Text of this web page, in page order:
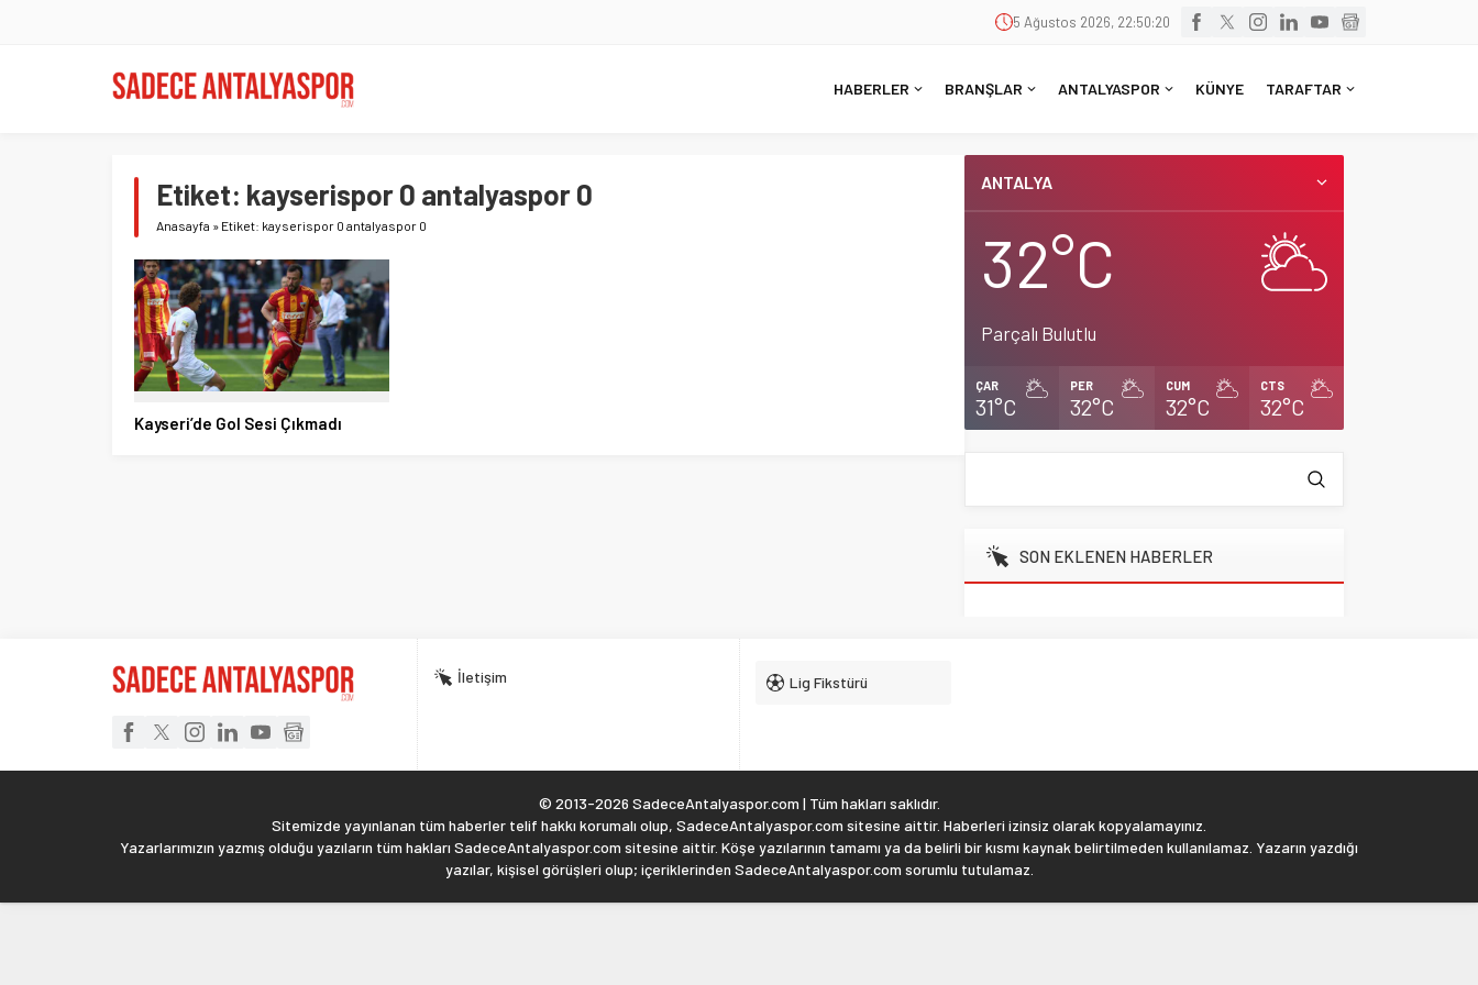
5 Ağustos 2026, 22:50:20
HABERLER BRANŞLAR ANTALYASPOR KÜNYE TARAFTAR
Etiket: kayserispor 0 antalyaspor 0
Anasayfa » Etiket: kayserispor 0 antalyaspor 0
Kayseri’de Gol Sesi Çıkmadı
ANTALYA
32°C
Parçalı Bulutlu
ÇAR
31°C
PER
32°C
CUM
32°C
CTS
32°C
SON EKLENEN HABERLER
İletişim Lig Fikstürü
© 2013-2026 SadeceAntalyaspor.com | Tüm hakları saklıdır.
Sitemizde yayınlanan tüm haberler telif hakkı korumalı olup, SadeceAntalyaspor.com sitesine aittir. Haberleri izinsiz olarak kopyalamayınız.
Yazarlarımızın yazmış olduğu yazıların tüm hakları SadeceAntalyaspor.com sitesine aittir. Köşe yazılarının tamamı ya da belirli bir kısmı kaynak belirtilmeden kullanılamaz. Yazarın yazdığı
yazılar, kişisel görüşleri olup; içeriklerinden SadeceAntalyaspor.com sorumlu tutulamaz.